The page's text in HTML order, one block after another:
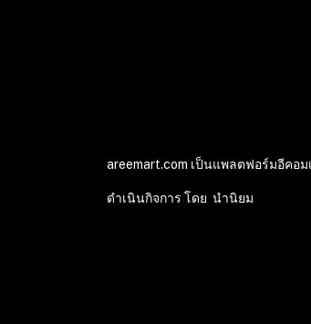
เครื่องครัว (27)
อิเล็กทรอนิกส์
areemart.com เป็นแพลตฟอร์มอีคอ
ดำเนินกิจการ โดย นำนิยม